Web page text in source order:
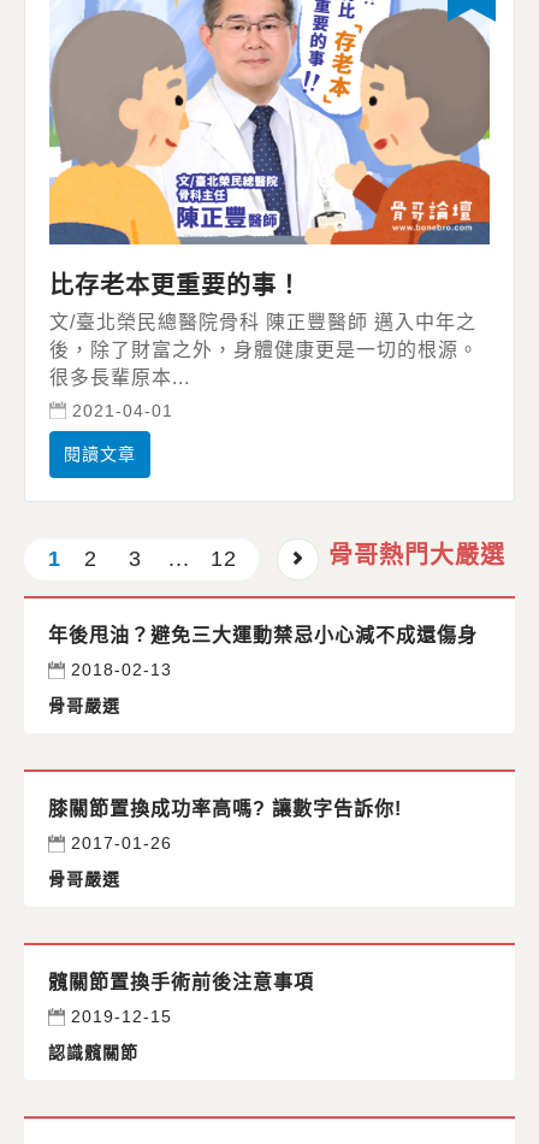
比存老本更重要的事！
文/臺北榮民總醫院骨科 陳正豐醫師 邁入中年之
後，除了財富之外，身體健康更是一切的根源。
很多長輩原本...
2021-04-01
閱讀文章
1 2 3 ... 12 骨哥熱門大嚴選
年後甩油？避免三大運動禁忌小心減不成還傷身
2018-02-13
骨哥嚴選
膝關節置換成功率高嗎? 讓數字告訴你!
2017-01-26
骨哥嚴選
髖關節置換手術前後注意事項
2019-12-15
認識髖關節